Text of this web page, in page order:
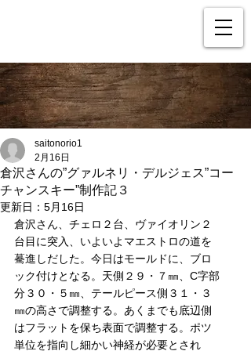
倉沢さんの”グァルネリ・デルジェス”コー
チャンスキー”制作記３
saitonorio1
2月16日
更新日： 5月16日
倉沢さん、チェロ２台、ヴァイオリン２
台目に突入、いよいよマエストロの道を
驀進しだした。今日はモールドに、ブロ
ック付けとなる。天側２９・７㎜、C字部
分３０・５㎜、テールピース側３１・３
㎜の高さで調整する。あくまでも底辺側
はフラットを保ち表面で調整する。ポツ
単位を指向し細かい神経が必要とされ